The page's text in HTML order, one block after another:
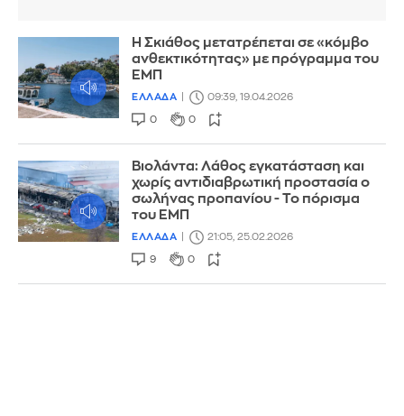
Η Σκιάθος μετατρέπεται σε «κόμβο
ανθεκτικότητας» με πρόγραμμα του
ΕΜΠ
ΕΛΛΑΔΑ 09:39, 19.04.2026
0 0
Βιολάντα: Λάθος εγκατάσταση και
χωρίς αντιδιαβρωτική προστασία ο
σωλήνας προπανίου - Το πόρισμα
του ΕΜΠ
ΕΛΛΑΔΑ 21:05, 25.02.2026
9 0